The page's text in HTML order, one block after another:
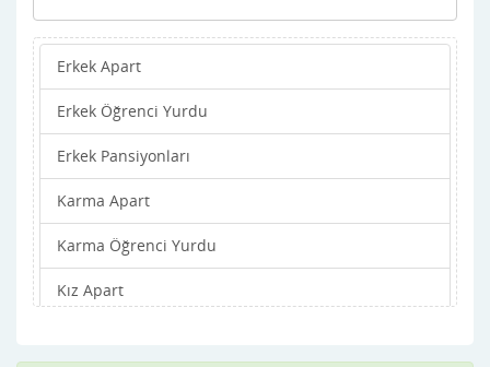
Beykoz
Beylikdüzü
Beyoğlu
Büyükçekmece
Çatalca
Çekmeköy
Eminönü
Erkek Apart
Erkek Öğrenci Yurdu
Erkek Pansiyonları
Karma Apart
Karma Öğrenci Yurdu
Kız Apart